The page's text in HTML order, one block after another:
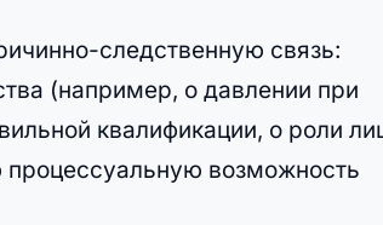
следственную связь:
(например, о давлении при
квалификации, о роли
процессуальную возможность